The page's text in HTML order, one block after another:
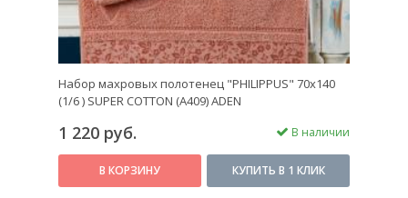
Набор махровых полотенец "PHILIPPUS" 70х140
(1/6 ) SUPER COTTON (A409) ADEN
1 220 руб. В наличии
В КОРЗИНУ КУПИТЬ В 1 КЛИК